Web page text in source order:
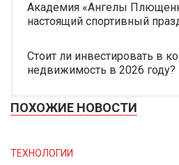
Академия «Ангелы
настоящий спортивный
Стоит ли инвестировать в
недвижимость в 2026 году?
ПОХОЖИЕ НОВОСТИ
ТЕХНОЛОГИИ